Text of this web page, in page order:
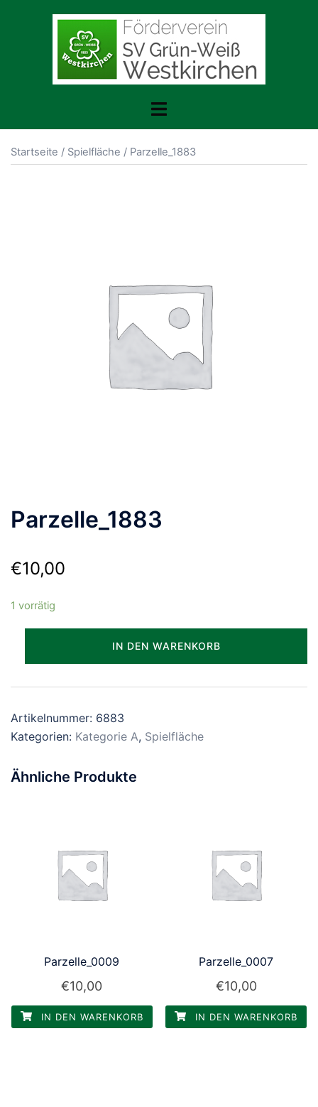
Toggle
Startseite / Spielfläche / Parzelle_1883
Parzelle_1883
€10,00
1 vorrätig
IN DEN WARENKORB
Artikelnummer: 6883
Kategorien: Kategorie A, Spielfläche
Ähnliche Produkte
Parzelle_0009
€10,00
IN DEN WARENKORB
Parzelle_0007
€10,00
IN DEN WARENKORB